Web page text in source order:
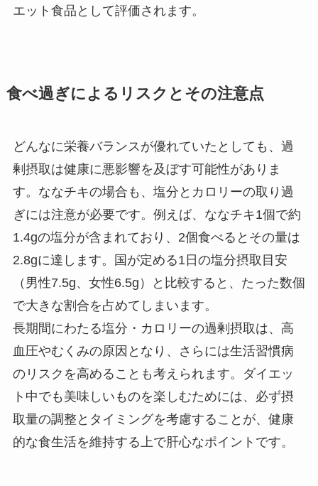
エット食品として評価されます。
食べ過ぎによるリスクとその注意点
どんなに栄養バランスが優れていたとしても、過
剰摂取は健康に悪影響を及ぼす可能性がありま
す。ななチキの場合も、塩分とカロリーの取り過
ぎには注意が必要です。例えば、ななチキ1個で約
1.4gの塩分が含まれており、2個食べるとその量は
2.8gに達します。国が定める1日の塩分摂取目安
（男性7.5g、女性6.5g）と比較すると、たった数個
で大きな割合を占めてしまいます。
長期間にわたる塩分・カロリーの過剰摂取は、高
血圧やむくみの原因となり、さらには生活習慣病
のリスクを高めることも考えられます。ダイエッ
ト中でも美味しいものを楽しむためには、必ず摂
取量の調整とタイミングを考慮することが、健康
的な食生活を維持する上で肝心なポイントです。